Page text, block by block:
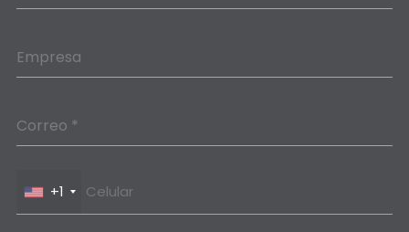
Empresa
Correo *
+1